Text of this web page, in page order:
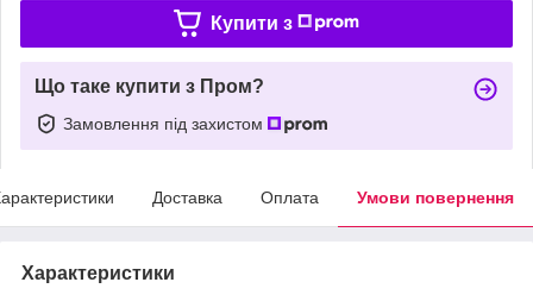
Купити з
Що таке купити з Пром?
Замовлення під захистом
Доставка Оплата Умови повернення
Характеристики